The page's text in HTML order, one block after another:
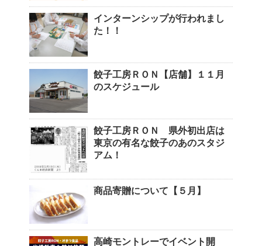
インターンシップが行われまし
た！！
餃子工房ＲＯＮ【店舗】１１月
のスケジュール
餃子工房ＲＯＮ 県外初出店は
東京の有名な餃子のあのスタジ
アム！
商品寄贈について【５月】
高崎モントレーでイベント開